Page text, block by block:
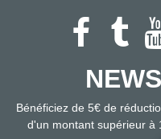
Bénéficiez de 5€ de
d'un montant supérieur à